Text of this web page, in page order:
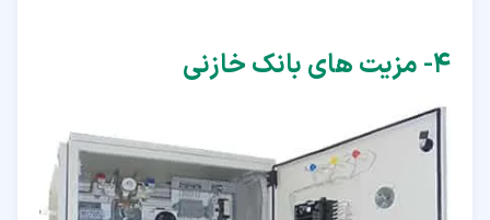
۴‏- مزیت های بانک خازنی